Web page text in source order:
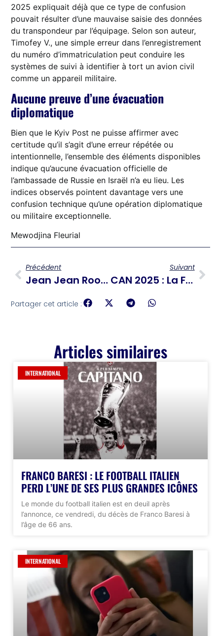
2025 expliquait déjà que ce type de confusion
pouvait résulter d’une mauvaise saisie des données
du transpondeur par l’équipage. Selon son auteur,
Timofey V., une simple erreur dans l’enregistrement
du numéro d’immatriculation peut conduire les
systèmes de suivi à identifier à tort un avion civil
comme un appareil militaire.
Aucune preuve d’une évacuation
diplomatique
Bien que le Kyiv Post ne puisse affirmer avec
certitude qu’il s’agit d’une erreur répétée ou
intentionnelle, l’ensemble des éléments disponibles
indique qu’aucune évacuation officielle de
l’ambassade de Russie en Israël n’a eu lieu. Les
indices observés pointent davantage vers une
confusion technique qu’une opération diplomatique
ou militaire exceptionnelle.
Mewodjina Fleurial
Précédent
Jean Jean Roosevelt, Ambassadeur De La Culture Haïtienne, Nommé Au Conseil Des Jeux Francophones
Suivant
CAN 2025 : La Football Africain Célèbre Sa Plus Prestigieuse Compétition Sur Le Sol Marocain
Partager cet article :
Articles similaires
INTERNATIONAL
FRANCO BARESI : LE FOOTBALL ITALIEN
PERD L’UNE DE SES PLUS GRANDES ICÔNES
Le monde du football italien est en deuil après
l’annonce, ce vendredi, du décès de Franco Baresi à
l’âge de 66 ans.
INTERNATIONAL